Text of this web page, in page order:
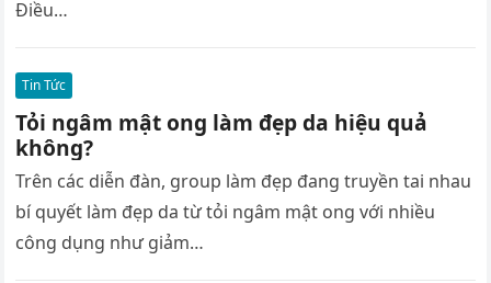
Điều…
Tin Tức
Tỏi ngâm mật ong làm đẹp da hiệu quả
không?
Trên các diễn đàn, group làm đẹp đang truyền tai nhau
bí quyết làm đẹp da từ tỏi ngâm mật ong với nhiều
công dụng như giảm…